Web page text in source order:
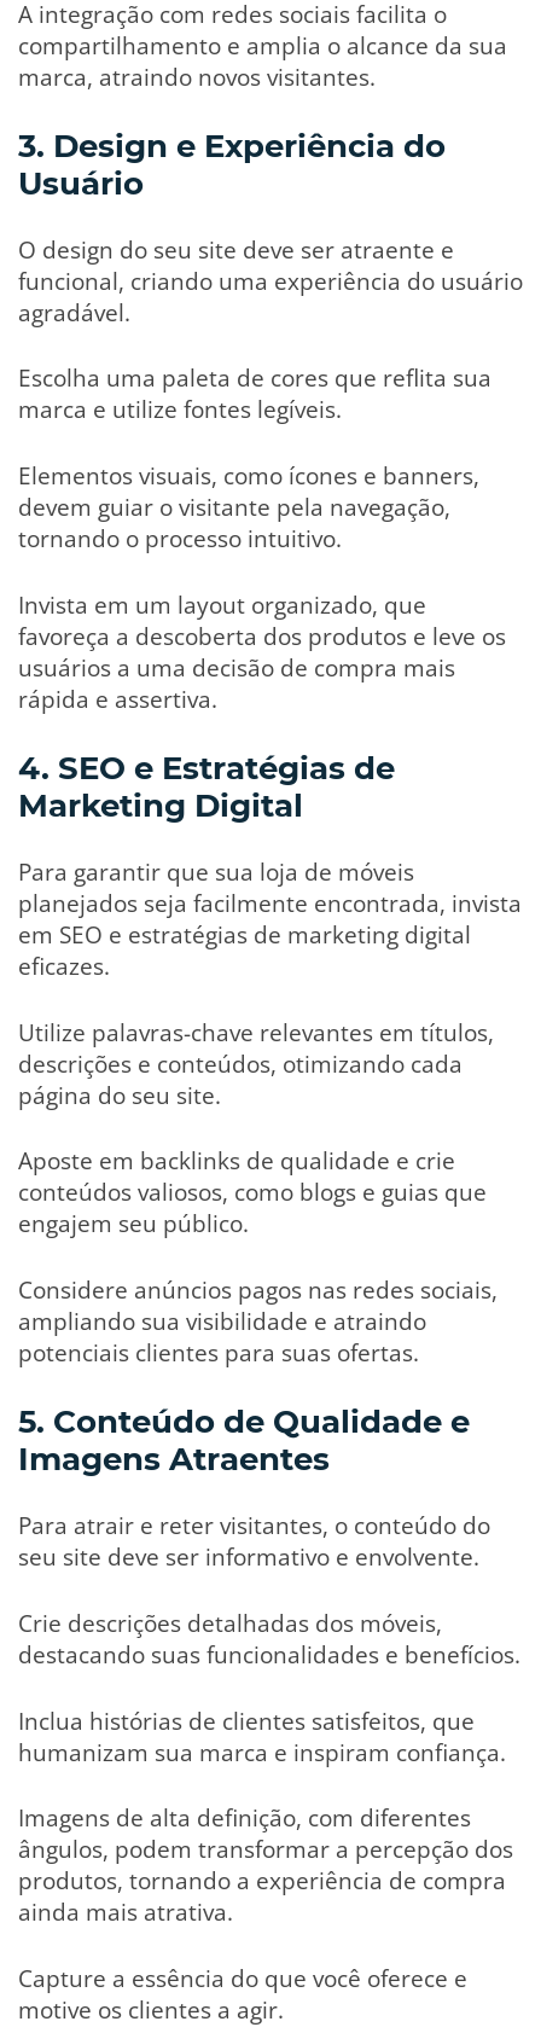
A integração com redes sociais facilita o
compartilhamento e amplia o alcance da sua
marca, atraindo novos visitantes.
3. Design e Experiência do
Usuário
O design do seu site deve ser atraente e
funcional, criando uma experiência do usuário
agradável.
Escolha uma paleta de cores que reflita sua
marca e utilize fontes legíveis.
Elementos visuais, como ícones e banners,
devem guiar o visitante pela navegação,
tornando o processo intuitivo.
Invista em um layout organizado, que
favoreça a descoberta dos produtos e leve os
usuários a uma decisão de compra mais
rápida e assertiva.
4. SEO e Estratégias de
Marketing Digital
Para garantir que sua loja de móveis
planejados seja facilmente encontrada, invista
em SEO e estratégias de marketing digital
eficazes.
Utilize palavras-chave relevantes em títulos,
descrições e conteúdos, otimizando cada
página do seu site.
Aposte em backlinks de qualidade e crie
conteúdos valiosos, como blogs e guias que
engajem seu público.
Considere anúncios pagos nas redes sociais,
ampliando sua visibilidade e atraindo
potenciais clientes para suas ofertas.
5. Conteúdo de Qualidade e
Imagens Atraentes
Para atrair e reter visitantes, o conteúdo do
seu site deve ser informativo e envolvente.
Crie descrições detalhadas dos móveis,
destacando suas funcionalidades e benefícios.
Inclua histórias de clientes satisfeitos, que
humanizam sua marca e inspiram confiança.
Imagens de alta definição, com diferentes
ângulos, podem transformar a percepção dos
produtos, tornando a experiência de compra
ainda mais atrativa.
Capture a essência do que você oferece e
motive os clientes a agir.